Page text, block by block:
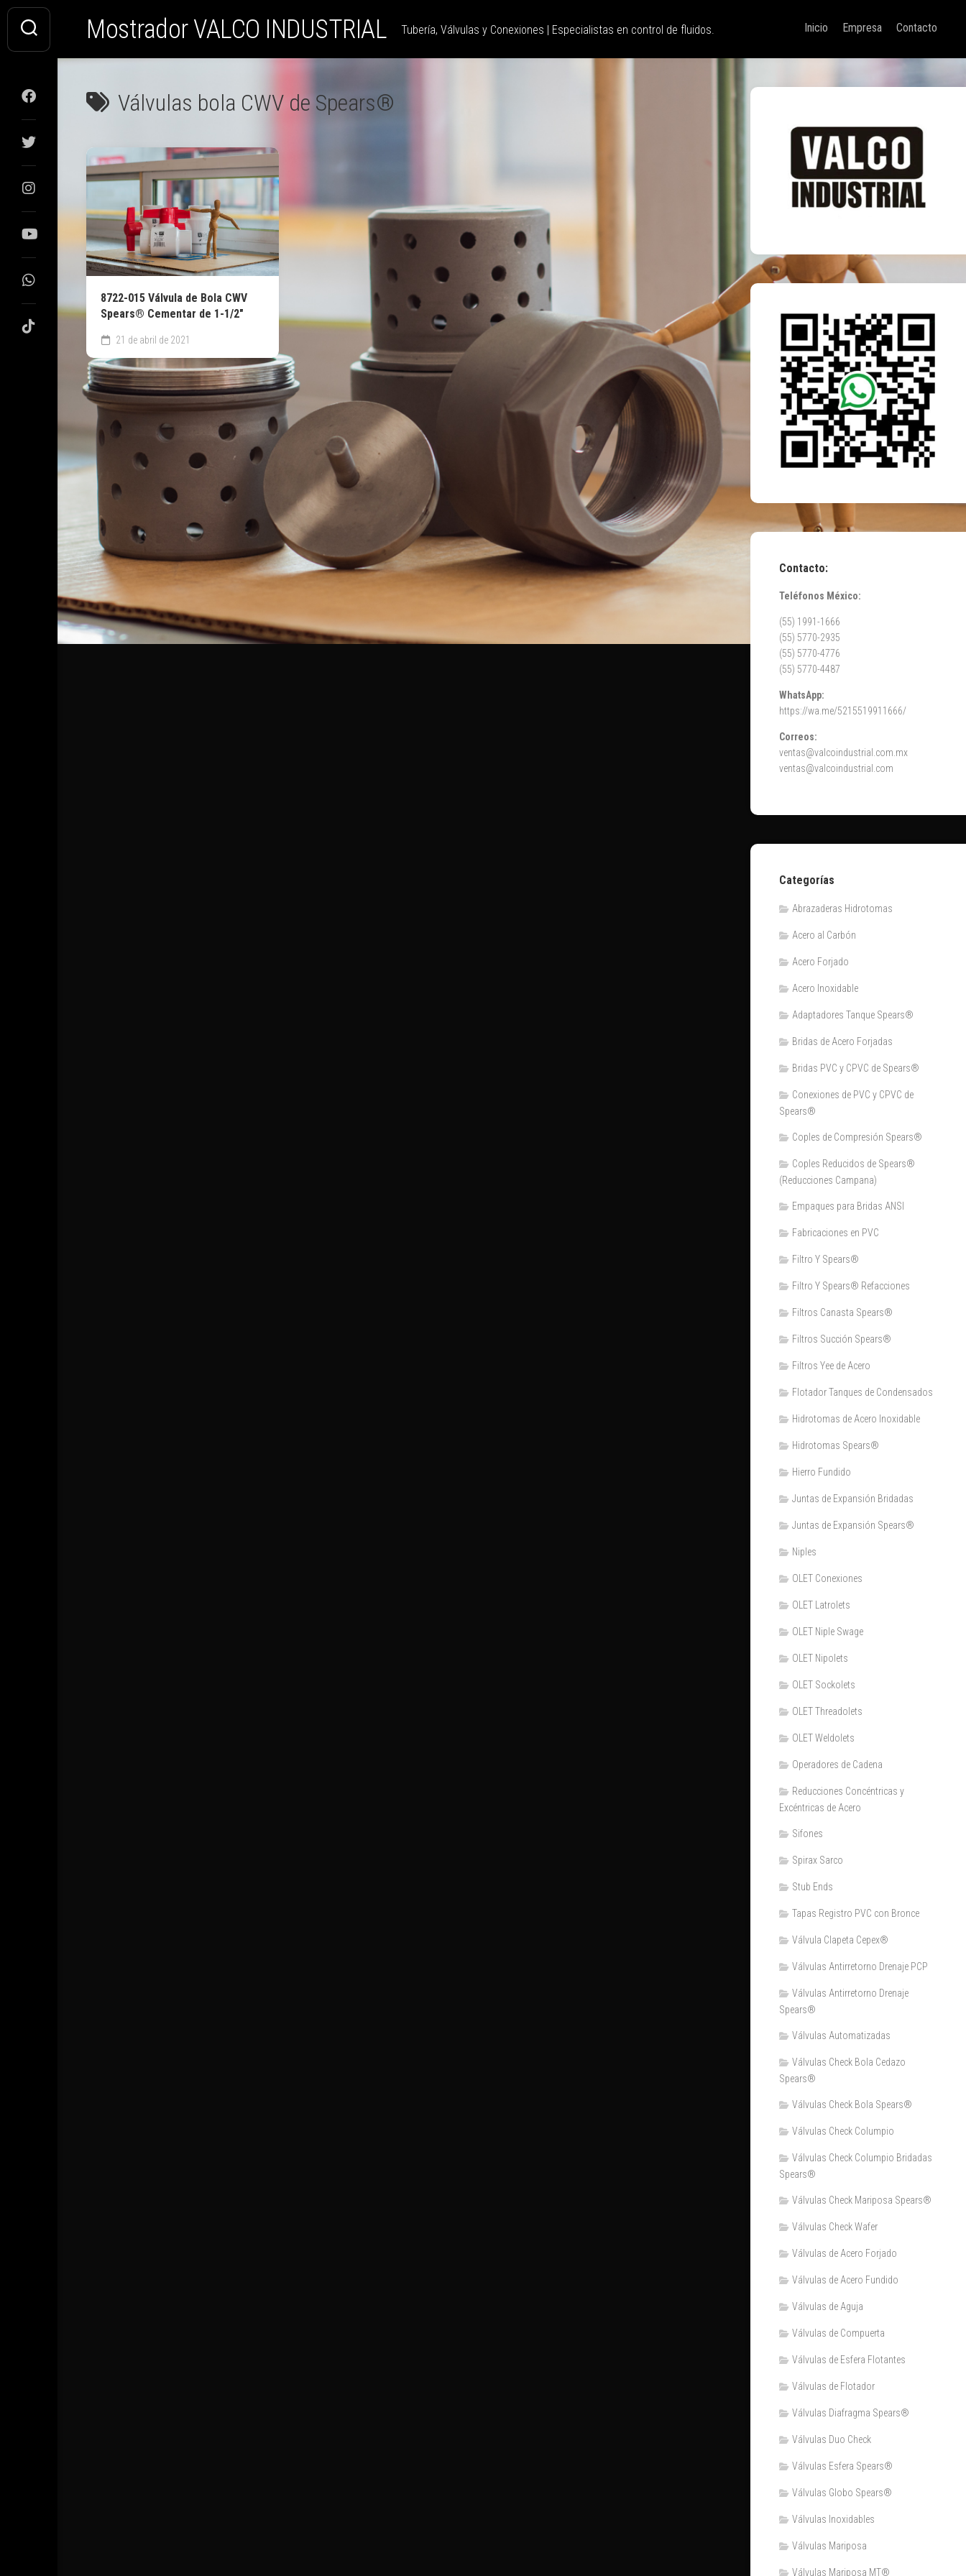
Saltar
contenido
Mostrador VALCO INDUSTRIAL Tubería, Válvulas y Conexiones | Especialistas en control de fluidos. Inicio Empresa Contacto
Válvulas bola CWV de Spears®
8722-015 Válvula de Bola CWV
Spears® Cementar de 1-1/2″
21 de abril de 2021
Contacto:
Teléfonos México:
(55) 1991-1666
(55) 5770-2935
(55) 5770-4776
(55) 5770-4487
WhatsApp:
https://wa.me/5215519911666/
Correos:
ventas@valcoindustrial.com.mx
ventas@valcoindustrial.com
Categorías
Abrazaderas Hidrotomas
Acero al Carbón
Acero Forjado
Acero Inoxidable
Adaptadores Tanque Spears®
Bridas de Acero Forjadas
Bridas PVC y CPVC de Spears®
Conexiones de PVC y CPVC de
Spears®
Coples de Compresión Spears®
Coples Reducidos de Spears®
(Reducciones Campana)
Empaques para Bridas ANSI
Fabricaciones en PVC
Filtro Y Spears®
Filtro Y Spears® Refacciones
Filtros Canasta Spears®
Filtros Succión Spears®
Filtros Yee de Acero
Flotador Tanques de Condensados
Hidrotomas de Acero Inoxidable
Hidrotomas Spears®
Hierro Fundido
Juntas de Expansión Bridadas
Juntas de Expansión Spears®
Niples
OLET Conexiones
OLET Latrolets
OLET Niple Swage
OLET Nipolets
OLET Sockolets
OLET Threadolets
OLET Weldolets
Operadores de Cadena
Reducciones Concéntricas y
Excéntricas de Acero
Sifones
Spirax Sarco
Stub Ends
Tapas Registro PVC con Bronce
Válvula Clapeta Cepex®
Válvulas Antirretorno Drenaje PCP
Válvulas Antirretorno Drenaje
Spears®
Válvulas Automatizadas
Válvulas Check Bola Cedazo
Spears®
Válvulas Check Bola Spears®
Válvulas Check Columpio
Válvulas Check Columpio Bridadas
Spears®
Válvulas Check Mariposa Spears®
Válvulas Check Wafer
Válvulas de Acero Forjado
Válvulas de Acero Fundido
Válvulas de Aguja
Válvulas de Compuerta
Válvulas de Esfera Flotantes
Válvulas de Flotador
Válvulas Diafragma Spears®️
Válvulas Duo Check
Válvulas Esfera Spears®
Válvulas Globo Spears®
Válvulas Inoxidables
Válvulas Mariposa
Válvulas Mariposa MT®